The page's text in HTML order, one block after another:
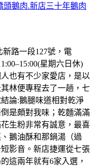
頭鵝肉.新店三十年鵝肉
路一段127號，電
星期六日休)
也有不少家愛店，是以
林便專程去了一趟，七
論:鵝腿味道相對乾淨
是頗對我味；乾麵滿滿
生粉非常有誠意，最喜
鵝油酥和那鍋湯（過
影音。新店捷運從七張
這兩年就有6家入選，